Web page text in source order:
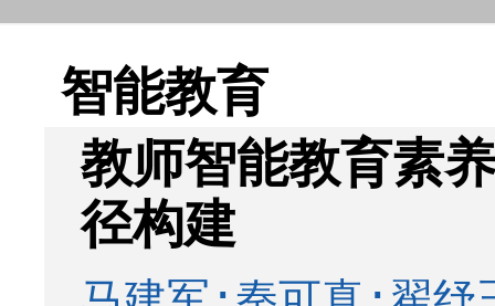
智能教育
教师智能教育素
径构建